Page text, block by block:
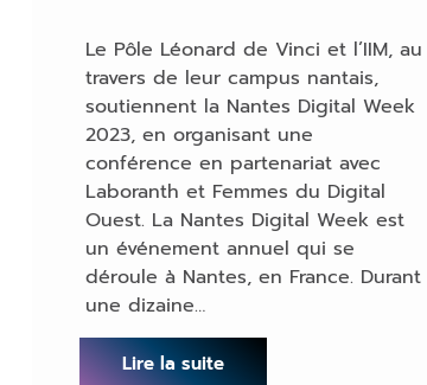
Le Pôle Léonard de Vinci et l’IIM, au
travers de leur campus nantais,
soutiennent la Nantes Digital Week
2023, en organisant une
conférence en partenariat avec
Laboranth et Femmes du Digital
Ouest. La Nantes Digital Week est
un événement annuel qui se
déroule à Nantes, en France. Durant
une dizaine…
Lire la suite